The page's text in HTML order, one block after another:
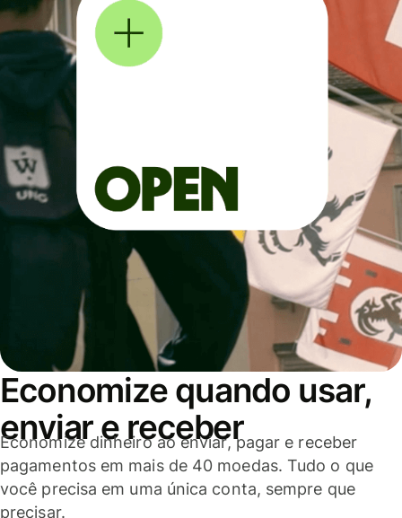
Economize quando usar,
enviar e receber
Economize dinheiro ao enviar, pagar e receber
pagamentos em mais de 40 moedas. Tudo o que
você precisa em uma única conta, sempre que
precisar.